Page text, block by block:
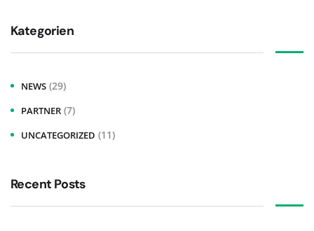
Kategorien
NEWS (29)
PARTNER (7)
UNCATEGORIZED (11)
Recent Posts